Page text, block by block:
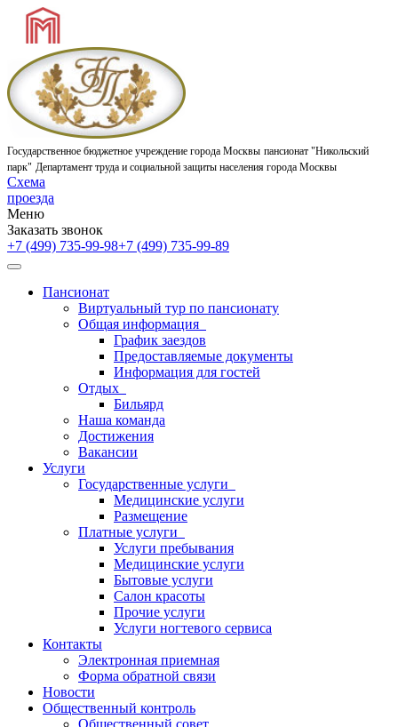
Государственное бюджетное учреждение города Москвы пансионат "Никольский
парк" Департамент труда и социальной защиты населения города Москвы
Схема
проезда
Меню
Заказать звонок
+7 (499) 735-99-98+7 (499) 735-99-89
Пансионат
Виртуальный тур по пансионату
Общая информация
График заездов
Предоставляемые документы
Информация для гостей
Отдых
Бильярд
Наша команда
Достижения
Вакансии
Услуги
Государственные услуги
Медицинские услуги
Размещение
Платные услуги
Услуги пребывания
Медицинские услуги
Бытовые услуги
Салон красоты
Прочие услуги
Услуги ногтевого сервиса
Контакты
Электронная приемная
Форма обратной связи
Новости
Общественный контроль